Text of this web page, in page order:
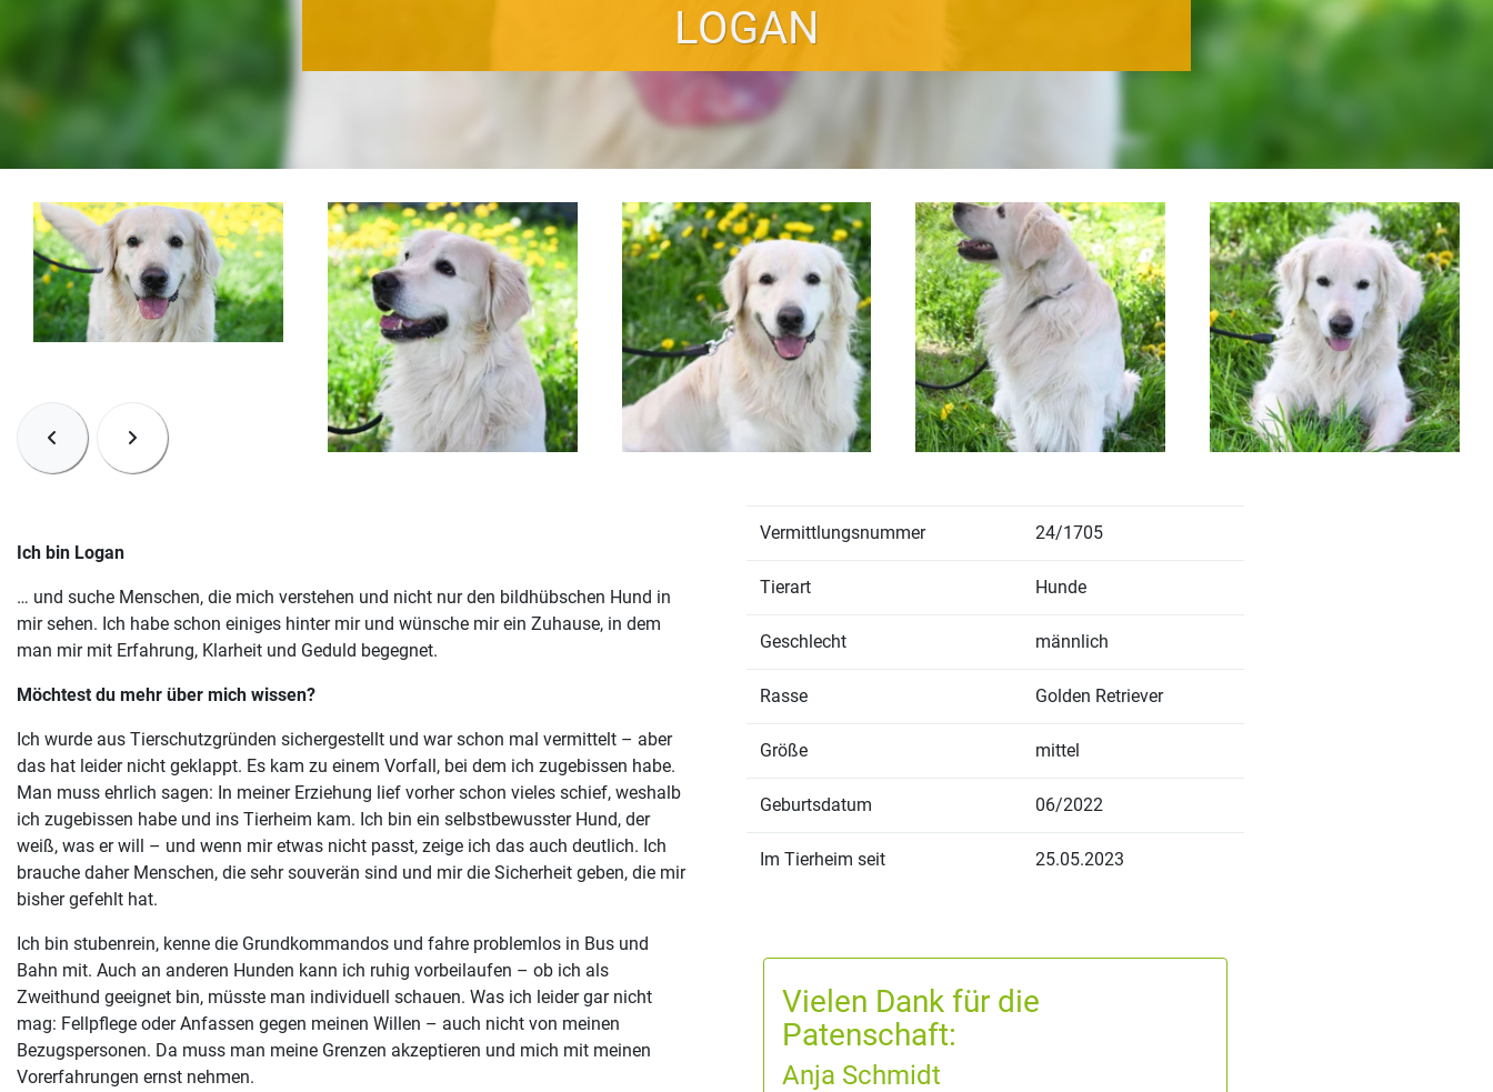
LOGAN
Ich bin Logan
… und suche Menschen, die mich verstehen und nicht nur den bildhübschen Hund in
mir sehen. Ich habe schon einiges hinter mir und wünsche mir ein Zuhause, in dem
man mir mit Erfahrung, Klarheit und Geduld begegnet.
Möchtest du mehr über mich wissen?
Ich wurde aus Tierschutzgründen sichergestellt und war schon mal vermittelt – aber
das hat leider nicht geklappt. Es kam zu einem Vorfall, bei dem ich zugebissen habe.
Man muss ehrlich sagen: In meiner Erziehung lief vorher schon vieles schief, weshalb
ich zugebissen habe und ins Tierheim kam. Ich bin ein selbstbewusster Hund, der
weiß, was er will – und wenn mir etwas nicht passt, zeige ich das auch deutlich. Ich
brauche daher Menschen, die sehr souverän sind und mir die Sicherheit geben, die mir
bisher gefehlt hat.
Ich bin stubenrein, kenne die Grundkommandos und fahre problemlos in Bus und
Bahn mit. Auch an anderen Hunden kann ich ruhig vorbeilaufen – ob ich als
Zweithund geeignet bin, müsste man individuell schauen. Was ich leider gar nicht
mag: Fellpflege oder Anfassen gegen meinen Willen – auch nicht von meinen
Bezugspersonen. Da muss man meine Grenzen akzeptieren und mich mit meinen
Vorerfahrungen ernst nehmen.
Vermittlungsnummer 24/1705
Tierart Hunde
Geschlecht männlich
Rasse Golden Retriever
Größe mittel
Geburtsdatum 06/2022
Im Tierheim seit 25.05.2023
Vielen Dank für die
Patenschaft:
Anja Schmidt